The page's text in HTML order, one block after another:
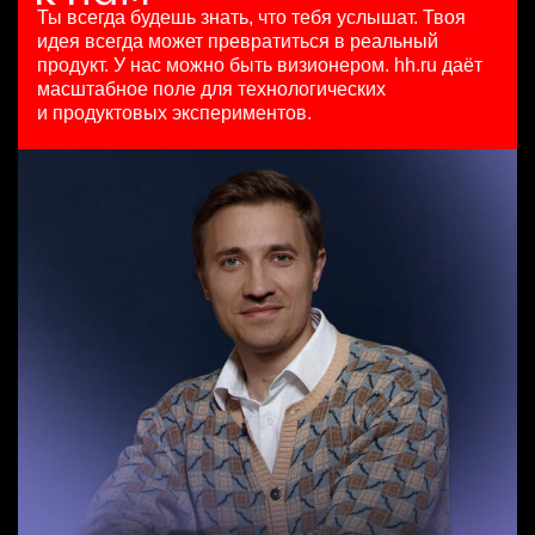
6 авг. 2026
з/п не указана
Москва
HeadHunter::Коммерческий департамент
125000 - 175000 ₽
Ярославль
Менеджер по продажам B2B
HeadHunter::Телефонные продажи
7200000 - 16800000 so'm
29 июл. 2026
з/п не указана
Москва
Ты всегда будешь знать, что тебя услышат. Твоя
идея всегда может превратиться в реальный
продукт. У нас можно быть визионером. hh.ru даёт
масштабное поле для технологических
и продуктовых экспериментов.